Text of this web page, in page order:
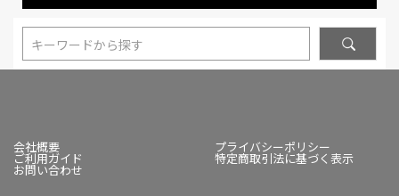
キーワードから探す
会社概要 プライバシーポリシー
ご利用ガイド 特定商取引法に基づく表示
お問い合わせ